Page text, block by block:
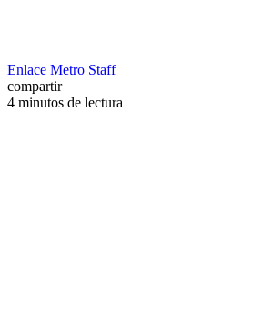
Enlace Metro Staff
compartir
4 minutos de lectura